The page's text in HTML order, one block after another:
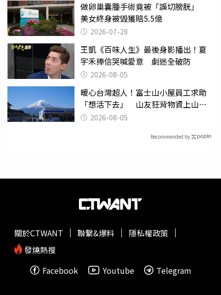
做卵巢囊腫手術竟被「誤切膀胱」
美女終身被毀獲賠5.5億
2026-07-28
王凱《百味人生》最後身影播出！夏
宇禾捧信哭喊愛意 劇迷全破防
2026-08-05
暖心台灣超人！富士山小屋員工求助
「想活下去」 山友狂背物資上山：
台灣真的是寶島
2026-08-05
Recommended by
關於CTWANT 聯繫&爆料
隱私權政策
發燒熱搜
Facebook
Youtube Telegram